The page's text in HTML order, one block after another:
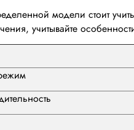
модели стоит
учитывайте